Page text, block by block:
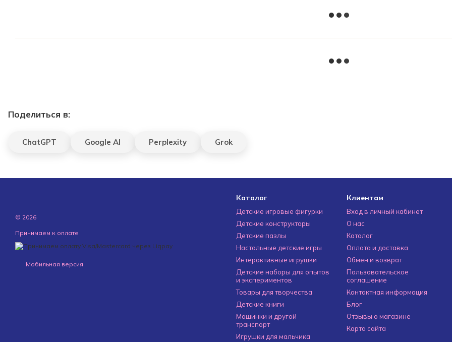
Поделиться в:
ChatGPT Google AI Perplexity Grok
© 2026
Принимаем к оплате
Мобильная версия
Каталог
Детские игровые фигурки
Детские конструкторы
Детские пазлы
Настольные детские игры
Интерактивные игрушки
Детские наборы для опытов
и экспериментов
Товары для творчества
Детские книги
Машинки и другой
транспорт
Игрушки для мальчика
Клиентам
Вход в личный кабинет
О нас
Каталог
Оплата и доставка
Обмен и возврат
Пользовательское
соглашение
Контактная информация
Блог
Отзывы о магазине
Карта сайта